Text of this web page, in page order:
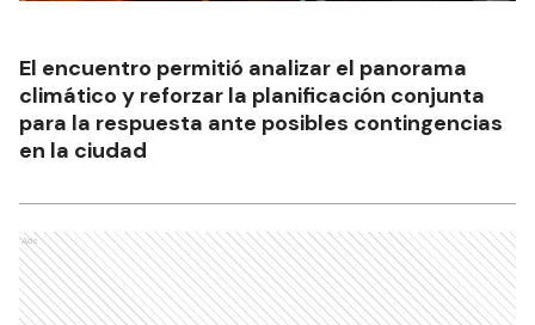
El encuentro permitió analizar el panorama
climático y reforzar la planificación conjunta
para la respuesta ante posibles contingencias
en la ciudad
Ads